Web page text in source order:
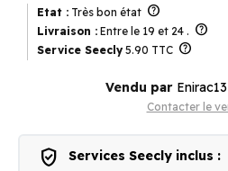
Etat : Très bon état help
Livraison : Entre le 19 et 24 . help
Service Seecly 5.90 TTC help
Vendu par Enirac13
Contacter le
verified_user Services Seecly inclus :